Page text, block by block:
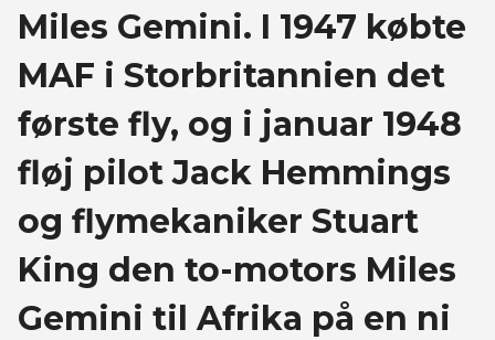
Miles Gemini. I 1947 købte
MAF i Storbritannien det
første fly, og i januar 1948
fløj pilot Jack Hemmings
og flymekaniker Stuart
King den to-motors Miles
Gemini til Afrika på en ni